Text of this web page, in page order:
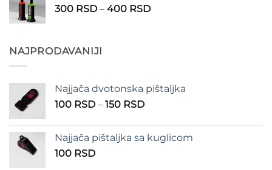
do
300 RSD – 400 RSDRaspon
NAJPRODAVANIJI
Najjača dvotonska pištaljka
100 RSD – 150 RSDRaspon
100 RSD
Najjača pištaljka sa kuglicom
100 RSD